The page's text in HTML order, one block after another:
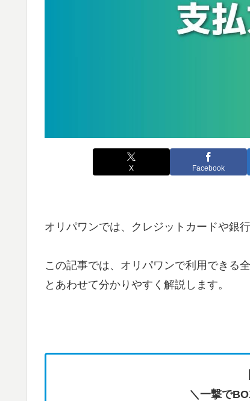
X Facebook
オリパワンでは、クレジットカードや銀
この記事では、オリパワンで利用できる
とあわせて分かりやすく解説します。
＼一撃で